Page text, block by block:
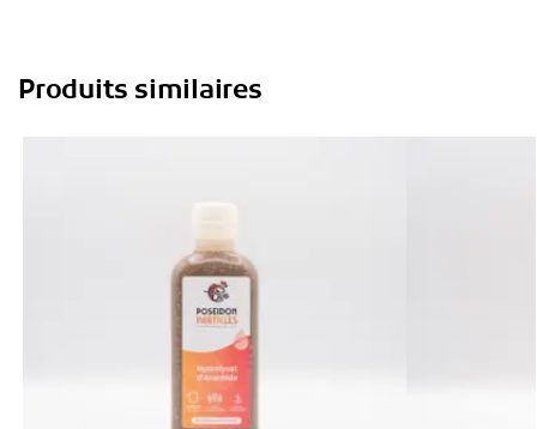
Produits similaires